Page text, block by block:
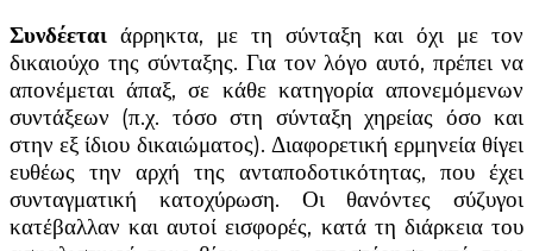
Συνδέεται άρρηκτα, με τη σύνταξη και όχι με τον
δικαιούχο της σύνταξης. Για τον λόγο αυτό, πρέπει να
απονέμεται άπαξ, σε κάθε κατηγορία απονεμόμενων
συντάξεων (π.χ. τόσο στη σύνταξη χηρείας όσο και
στην εξ ίδιου δικαιώματος). Διαφορετική ερμηνεία θίγει
ευθέως την αρχή της ανταποδοτικότητας, που έχει
συνταγματική κατοχύρωση. Οι θανόντες σύζυγοι
κατέβαλλαν και αυτοί εισφορές, κατά τη διάρκεια του